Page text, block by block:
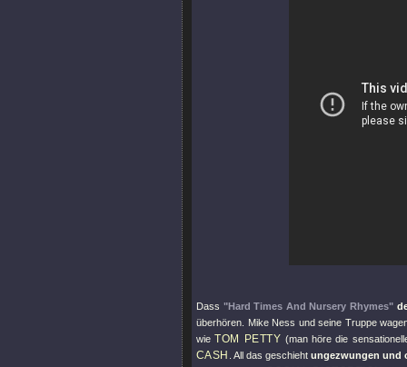
Dass "Hard Times And Nursery Rhymes"
überhören. Mike Ness und seine Truppe
wieTOM PETTY (man höre die
CASH . All das geschieht ungezwungen und